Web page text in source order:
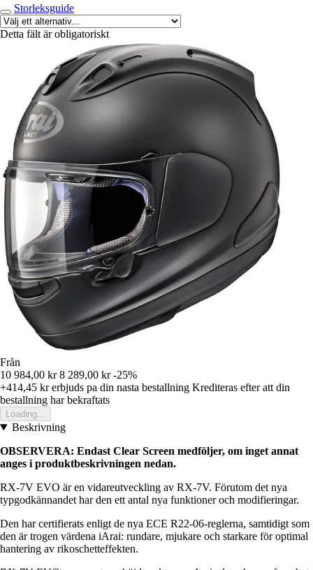
Storleksguide
Detta fält är obligatoriskt
Från
10 984,00 kr 8 289,00 kr -25%
+414,45 krerbjuds pa din nasta bestallning Krediteras efter att din
bestallning har bekraftats
Loading...
Beskrivning
OBSERVERA: Endast Clear Screen medföljer, om inget annat
anges i produktbeskrivningen nedan.
RX-7V EVO är en vidareutveckling av RX-7V. Förutom det nya
typgodkännandet har den ett antal nya funktioner och modifieringar.
Den har certifierats enligt de nya ECE R22-06-reglerna, samtidigt som
den är trogen värdena iArai: rundare, mjukare och starkare för optimal
hantering av rikoschetteffekten.